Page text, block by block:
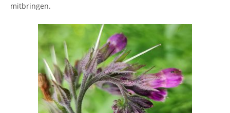
mitbringen.